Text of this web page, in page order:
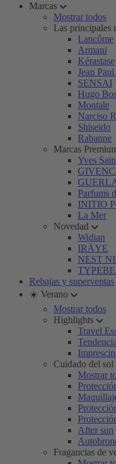
Marcas
Mostrar todos
Las principales
Lancôme
Armani
Kérastase
Jean
SENSAI
Hugo
Montale
Narciso
Shiseido
Rabanne
Marcas
Yves
Parfums
INITIO
La Mer
Novedad
Widian
IRÄYE
NEST
Rebajas y superventas
☀️ Verano
Mostrar todos
Highlights
Travel
Cuidado del sol
Mostrar
After sun
Fragancias de